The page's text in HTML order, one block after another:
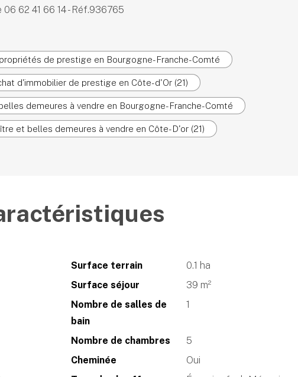
62 41 66 14 - Réf.936765
de prestige en Bourgogne-Franche-Comté
d'immobilier de prestige en Côte-d'Or (21)
demeures à vendre en Bourgogne-Franche-Comté
et belles demeures à vendre en Côte-D'or (21)
Surface terrain
0.1 ha
Surface séjour
39 m²
Nombre de salles de
bain
1
Nombre de chambres
5
Cheminée
Oui